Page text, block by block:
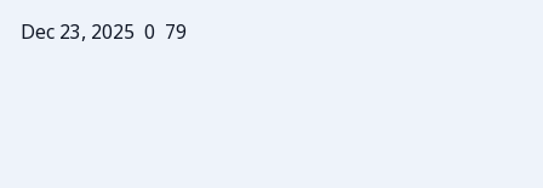
Dec 23, 2025 0 79